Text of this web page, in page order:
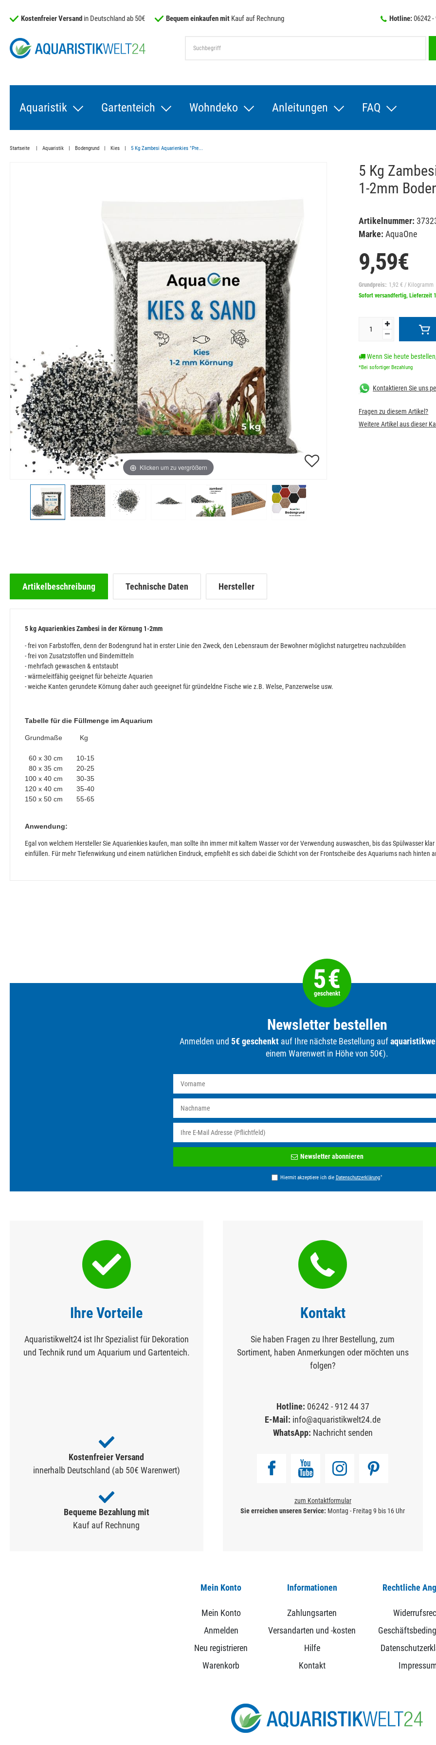
Kostenfreier Versand in Deutschland ab 50€ Bequem einkaufen mit Kauf auf Rechnung Hotline:06242 -
Aquaristik Gartenteich Wohndeko Anleitungen FAQ
Startseite Aquaristik Bodengrund Kies 5 Kg Zambesi Aquarienkies "Pre...
Klicken um zu vergrößern
5 Kg
1-2mm
Artikelnummer:
Marke: AquaOne
9,59€
Grundpreis:: 1,92 € / Kilogramm
Sofort versandfertig, Lieferzeit
Wenn Sie heute
*Bei sofortiger Bezahlung
Kontaktieren Sie uns
Fragen zu diesem Artikel?
Weitere Artikel aus dieser
Artikelbeschreibung Technische Daten Hersteller
5 kg Aquarienkies Zambesi in der Körnung 1-2mm
- frei von Farbstoffen, denn der Bodengrund hat in erster Linie den Zweck, den Lebensraum der Bewohner möglichst naturgetreu nachzubilden
- frei von Zusatzstoffen und Bindemitteln
- mehrfach gewaschen & entstaubt
- wärmeleitfähig geeignet für beheizte Aquarien
- weiche Kanten gerundete Körnung daher auch geeeignet für gründeldne Fische wie z.B. Welse, Panzerwelse usw.
Tabelle für die Füllmenge im Aquarium
Grundmaße Kg
60 x 30 cm 10-15
80 x 35 cm 20-25
100 x 40 cm 30-35
120 x 40 cm 35-40
150 x 50 cm 55-65
Anwendung:
Egal von welchem Hersteller Sie Aquarienkies kaufen, man sollte ihn immer mit kaltem Wasser vor der Verwendung auswaschen, bis das Spülwasser
einfüllen. Für mehr Tiefenwirkung und einem natürlichen Eindruck, empfiehlt es sich dabei die Schicht von der Frontscheibe des Aquariums nach hinten
Newsletter bestellen
Anmelden und 5€ geschenkt auf Ihre nächste Bestellung auf
einem Warenwert in Höhe von 50€).
Newsletter abonnieren
Hiermit akzeptiere ich die Daten­schutz­erklärung*
Ihre Vorteile
Aquaristikwelt24 ist Ihr Spezialist für Dekoration
und Technik rund um Aquarium und Gartenteich.
Kostenfreier Versand
innerhalb Deutschland (ab 50€ Warenwert)
Bequeme Bezahlung mit
Kauf auf Rechnung
Kontakt
Sie haben Fragen zu Ihrer Bestellung, zum
Sortiment, haben Anmerkungen oder möchten uns
folgen?
Hotline: 06242 - 912 44 37
E-Mail: info@aquaristikwelt24.de
WhatsApp: Nachricht senden
zum Kontaktformular
Sie erreichen unseren Service: Montag - Freitag 9 bis 16 Uhr
Mein Konto
Mein Konto
Anmelden
Neu registrieren
Warenkorb
Informationen
Zahlungsarten
Versandarten und -kosten
Hilfe
Kontakt
Rechtliche